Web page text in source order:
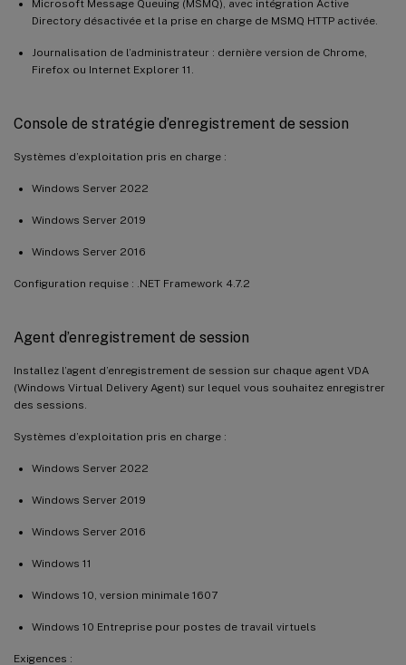
Microsoft Message Queuing (MSMQ), avec intégration Active
Directory désactivée et la prise en charge de MSMQ HTTP activée.
Journalisation de l’administrateur : dernière version de Chrome,
Firefox ou Internet Explorer 11.
Console de stratégie d’enregistrement de session
Systèmes d’exploitation pris en charge :
Windows Server 2022
Windows Server 2019
Windows Server 2016
Configuration requise : .NET Framework 4.7.2
Agent d’enregistrement de session
Installez l’agent d’enregistrement de session sur chaque agent VDA
(Windows Virtual Delivery Agent) sur lequel vous souhaitez enregistrer
des sessions.
Systèmes d’exploitation pris en charge :
Windows Server 2022
Windows Server 2019
Windows Server 2016
Windows 11
Windows 10, version minimale 1607
Windows 10 Entreprise pour postes de travail virtuels
Exigences :